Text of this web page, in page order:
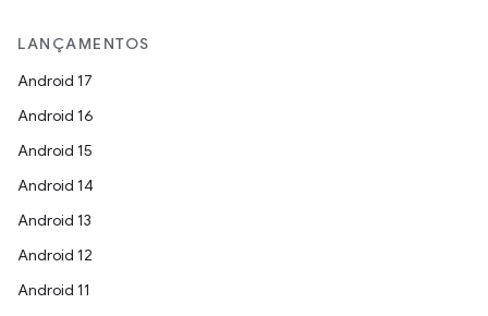
LANÇAMENTOS
Android 17
Android 16
Android 15
Android 14
Android 13
Android 12
Android 11